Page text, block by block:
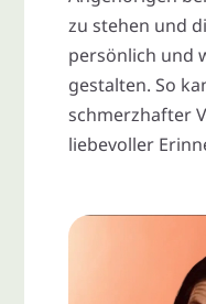
zu stehen und
persönlich und
gestalten. So
schmerzhafter
liebevoller